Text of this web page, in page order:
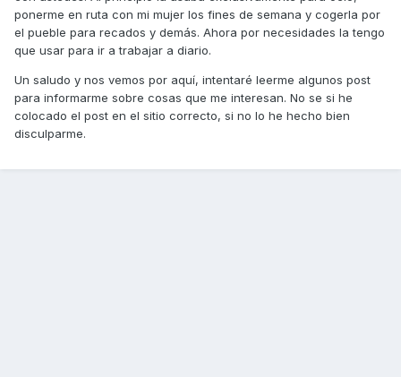
ponerme en ruta con mi mujer los fines de semana y cogerla por
el pueble para recados y demás. Ahora por necesidades la tengo
que usar para ir a trabajar a diario.
Un saludo y nos vemos por aquí, intentaré leerme algunos post
para informarme sobre cosas que me interesan. No se si he
colocado el post en el sitio correcto, si no lo he hecho bien
disculparme.